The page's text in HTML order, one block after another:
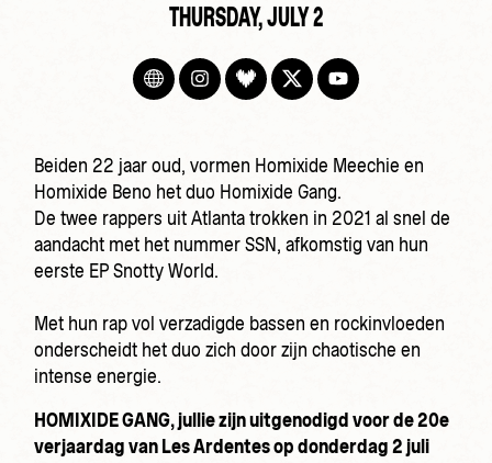
THURSDAY, JULY 2
Beiden 22 jaar oud, vormen Homixide Meechie en
Homixide Beno het duo Homixide Gang.
De twee rappers uit Atlanta trokken in 2021 al snel de
aandacht met het nummer SSN, afkomstig van hun
eerste EP Snotty World.
Met hun rap vol verzadigde bassen en rockinvloeden
onderscheidt het duo zich door zijn chaotische en
intense energie.
HOMIXIDE GANG, jullie zijn uitgenodigd voor de 20e
verjaardag van Les Ardentes op donderdag 2 juli